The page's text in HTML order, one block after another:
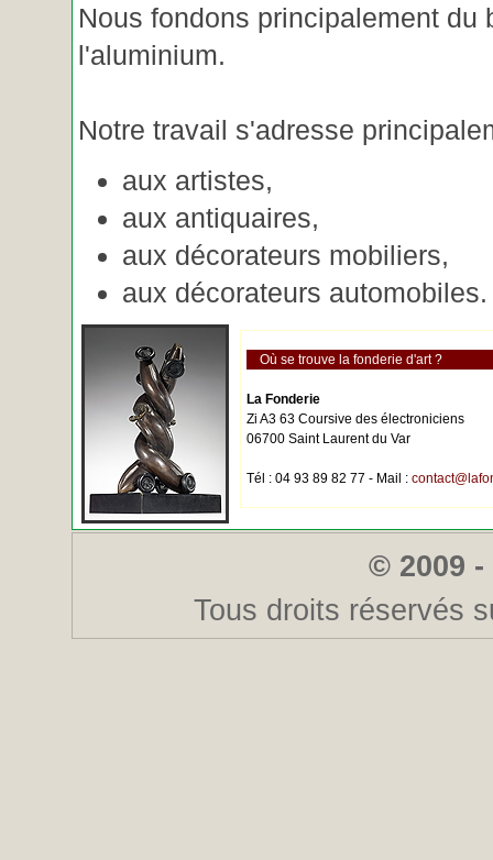
Nous fondons principalement
l'aluminium.
Notre travail s'adresse
aux artistes,
aux antiquaires,
aux décorateurs mobiliers,
aux décorateurs automobiles.
Où se trouve la fonderie d'art ?
La Fonderie
Zi A3 63 Coursive des électroniciens
06700 Saint Laurent du Var
Tél : 04 93 89 82 77 - Mail :
© 2009
Tous droits réservés